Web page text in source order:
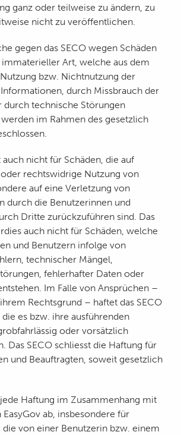
ganz oder teilweise zu ändern, zu
nicht zu veröffentlichen.
gegen das SECO wegen Schäden
Art, welche aus dem
bzw. Nichtnutzung der
durch Missbrauch der
durch technische Störungen
im Rahmen des gesetzlich
auch nicht für Schäden, die auf
rechtswidrige Nutzung von
auf eine Verletzung von
durch die Benutzerinnen und
Dritte zurückzuführen sind. Das
auch nicht für Schäden, welche
und Benutzern infolge von
technischer Mängel,
fehlerhafter Daten oder
Im Falle von Ansprüchen –
Rechtsgrund – haftet das SECO
es bzw. ihre ausführenden
oder vorsätzlich
Das SECO schliesst die Haftung für
und Beauftragten, soweit gesetzlich
Haftung im Zusammenhang mit
ab, insbesondere für
die von einer Benutzerin bzw. einem